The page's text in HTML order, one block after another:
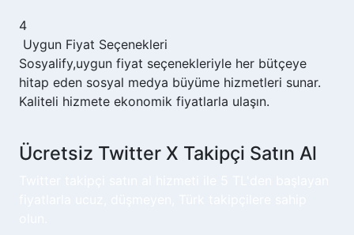
4
Uygun Fiyat Seçenekleri
Sosyalify,uygun fiyat seçenekleriyle her bütçeye
hitap eden sosyal medya büyüme hizmetleri sunar.
Kaliteli hizmete ekonomik fiyatlarla ulaşın.
Ücretsiz Twitter X Takipçi Satın Al